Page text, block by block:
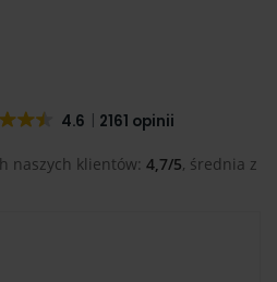
4.6 2161 opinii
naszych klientów: 4,7/5, średnia z